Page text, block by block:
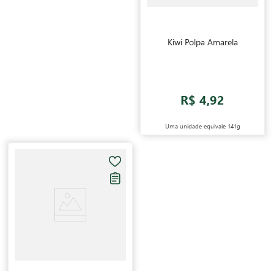
Kiwi Polpa Amarela
R$ 4,92
Uma unidade equivale 141g